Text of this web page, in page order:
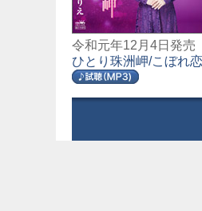
令和元年12月4日発売
ひとり珠洲岬/こぼれ恋